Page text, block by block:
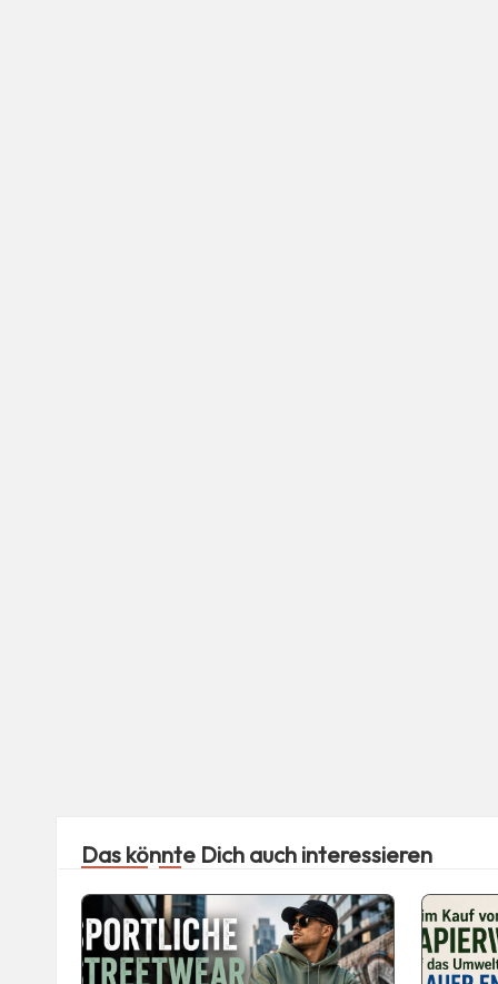
Das könnte Dich auch interessieren